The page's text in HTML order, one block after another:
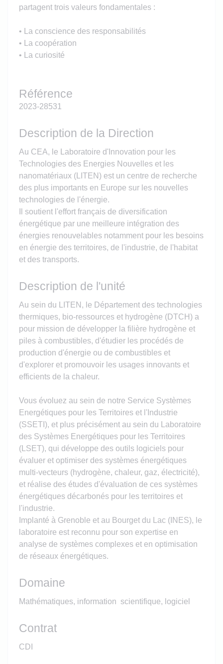
partagent trois valeurs fondamentales :
• La conscience des responsabilités
• La coopération
• La curiosité
Référence
2023-28531
Description de la Direction
Au CEA, le Laboratoire d'Innovation pour les
Technologies des Energies Nouvelles et les
nanomatériaux (LITEN) est un centre de recherche
des plus importants en Europe sur les nouvelles
technologies de l'énergie.
Il soutient l'effort français de diversification
énergétique par une meilleure intégration des
énergies renouvelables notamment pour les besoins
en énergie des territoires, de l'industrie, de l'habitat
et des transports.
Description de l'unité
Au sein du LITEN, le Département des technologies
thermiques, bio-ressources et hydrogène (DTCH) a
pour mission de développer la filière hydrogène et
piles à combustibles, d'étudier les procédés de
production d'énergie ou de combustibles et
d'explorer et promouvoir les usages innovants et
efficients de la chaleur.
Vous évoluez au sein de notre Service Systèmes
Energétiques pour les Territoires et l'Industrie
(SSETI), et plus précisément au sein du Laboratoire
des Systèmes Energétiques pour les Territoires
(LSET), qui développe des outils logiciels pour
évaluer et optimiser des systèmes énergétiques
multi-vecteurs (hydrogène, chaleur, gaz, électricité),
et réalise des études d'évaluation de ces systèmes
énergétiques décarbonés pour les territoires et
l'industrie.
Implanté à Grenoble et au Bourget du Lac (INES), le
laboratoire est reconnu pour son expertise en
analyse de systèmes complexes et en optimisation
de réseaux énergétiques.
Domaine
Mathématiques, information scientifique, logiciel
Contrat
CDI